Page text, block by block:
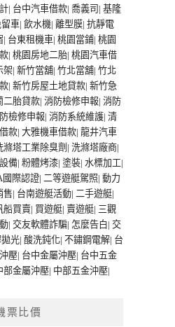
| 台中汽車借款| 喬義司 | 基隆
車| 飲水機| 離型膜| 抗靜電
| 台東租機車| 桃園當鋪| 桃園
| 桃園房地二胎| 桃園汽車借
架| 新竹當舖| 竹北當舖| 竹北
| 新竹房屋土地貸款| 新竹急
二胎貸款| 消防檢修申報| 消防
檢修申報| 消防系統維護| 清
款| 大雅機車借款| 龍井汽車
滌塔工業除臭劑 | 洗滌塔廠商|
備| 粉體烤漆| 塗裝| 水標加工|
國際認證| 二等遊艇駕照| 動力
售| 台南遊艇活動| 二手遊艇|
船買賣| 買遊艇| 賣遊艇| 三觀
| 交友軟體詐騙| 怎麼告白| 交
光| 酸洗鈍化| 不鏽鋼電解| 台
壓| 台中金屬沖壓| 台中五金
部金屬沖壓| 中部五金沖壓|
票比價